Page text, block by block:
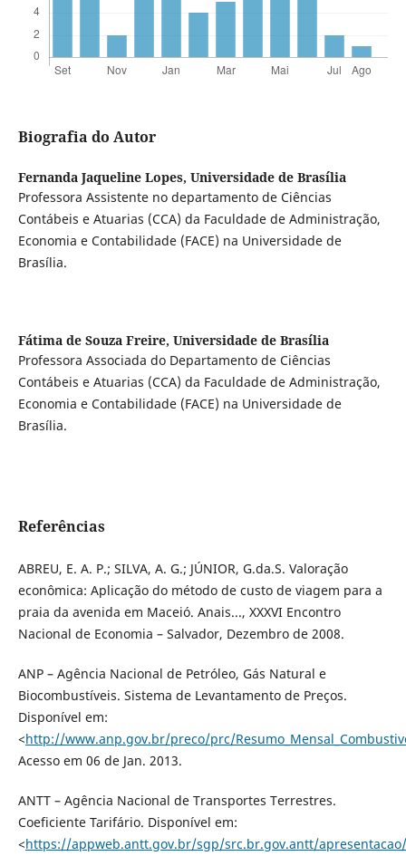
Biografia do Autor
Fernanda Jaqueline Lopes, Universidade de Brasília
Professora Assistente no departamento de Ciências
Contábeis e Atuarias (CCA) da Faculdade de Administração,
Economia e Contabilidade (FACE) na Universidade de
Brasília.
Fátima de Souza Freire, Universidade de Brasília
Professora Associada do Departamento de Ciências
Contábeis e Atuarias (CCA) da Faculdade de Administração,
Economia e Contabilidade (FACE) na Universidade de
Brasília.
Referências
ABREU, E. A. P.; SILVA, A. G.; JÚNIOR, G.da.S. Valoração
econômica: Aplicação do método de custo de viagem para a
praia da avenida em Maceió. Anais..., XXXVI Encontro
Nacional de Economia – Salvador, Dezembro de 2008.
ANP – Agência Nacional de Petróleo, Gás Natural e
Biocombustíveis. Sistema de Levantamento de Preços.
Disponível em:
<http://www.anp.gov.br/preco/prc/
Acesso em 06 de Jan. 2013.
ANTT – Agência Nacional de Transportes Terrestres.
Coeficiente Tarifário. Disponível em:
<https://appweb.antt.gov.br/sgp/src.br.gov.antt/